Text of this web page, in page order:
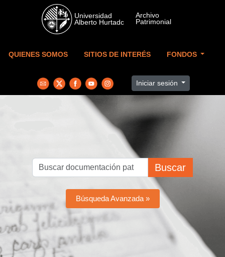
Skip to main content
QUIENES SOMOS SITIOS DE INTERÉS FONDOS
Iniciar sesión
Buscar
Búsqueda Avanzada »